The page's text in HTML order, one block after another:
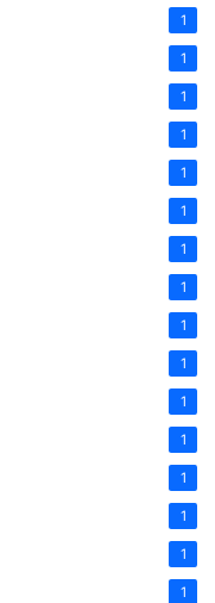
1
1
1
1
1
1
1
1
1
1
1
1
1
1
1
1